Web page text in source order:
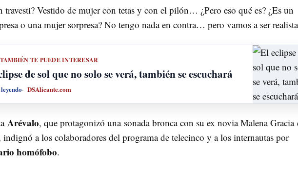
travesti? Vestido de mujer con tetas y con el pilón… ¿Pero eso qué es? ¿Es un
o una mujer sorpresa? No tengo nada en contra… pero vamos a ser
TAMBIÉN TE PUEDE INTERESAR
de sol que no solo se verá, también se escuchará
DSAlicante.com
Arévalo, que protagonizó una sonada bronca con su ex novia Malena Gracia
indignó a los colaboradores del programa de telecinco y a los internautas por
homófobo.